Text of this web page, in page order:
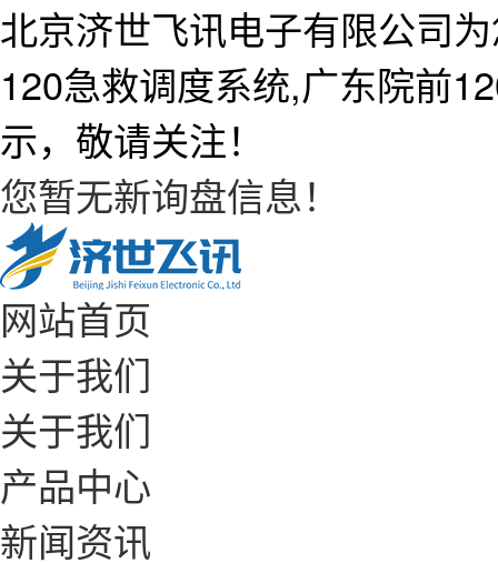
北京济世飞讯电子有限公司
120急救调度系统,广东院前
示，敬请关注！
您暂无新询盘信息！
网站首页
关于我们
关于我们
产品中心
新闻资讯